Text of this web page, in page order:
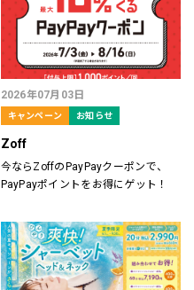
2026年07月03日
キャンペーン お知らせ
Zoff
今ならZoffのPayPayクーポンで、
PayPayポイントをお得にゲット！